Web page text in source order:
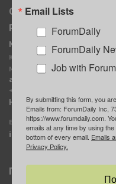
О нас
Реклама
MediaKit
Контактное лицо:
Марина Баранчук
ad@forumdaily.com
+1 347-604-1261
Наши рекламодатели
E-mail редакции:
info@forumdaily.com
Подписка
Email Lists
ForumDaily
ForumDaily
Job with
By submitting this form, you
Emails from: ForumDaily Inc,
https://www.forumdaily.com.
emails at any time by using
bottom of every email. Emails
Privacy Policy.